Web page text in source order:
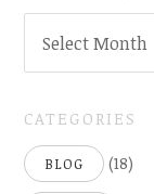
Select Month
CATEGORIES
BLOG (18)